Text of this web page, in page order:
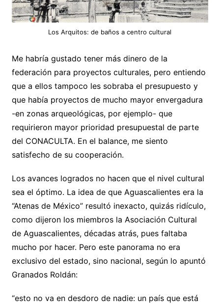
Los Arquitos: de baños a centro cultural
Me habría gustado tener más dinero de la
federación para proyectos culturales, pero entiendo
que a ellos tampoco les sobraba el presupuesto y
que había proyectos de mucho mayor envergadura
-en zonas arqueológicas, por ejemplo- que
requirieron mayor prioridad presupuestal de parte
del CONACULTA. En el balance, me siento
satisfecho de su cooperación.
Los avances logrados no hacen que el nivel cultural
sea el óptimo. La idea de que Aguascalientes era la
“Atenas de México” resultó inexacto, quizás ridículo,
como dijeron los miembros la Asociación Cultural
de Aguascalientes, décadas atrás, pues faltaba
mucho por hacer. Pero este panorama no era
exclusivo del estado, sino nacional, según lo apuntó
Granados Roldán:
“esto no va en desdoro de nadie: un país que está